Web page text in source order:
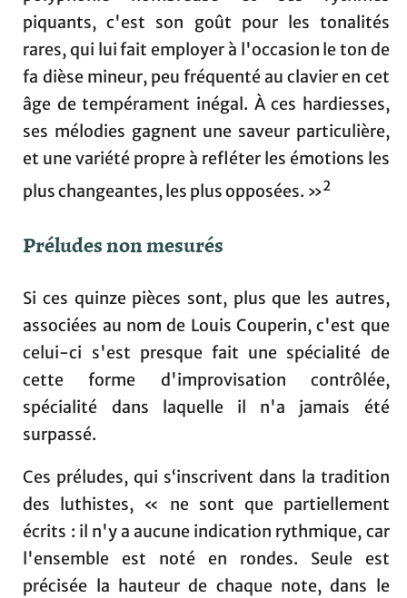
piquants, c'est son goût pour les tonalités
rares, qui lui fait employer à l'occasion le ton de
fa dièse mineur, peu fréquenté au clavier en cet
âge de tempérament inégal. À ces hardiesses,
ses mélodies gagnent une saveur particulière,
et une variété propre à refléter les émotions les
plus changeantes, les plus opposées. »2
Préludes non mesurés
Si ces quinze pièces sont, plus que les autres,
associées au nom de Louis Couperin, c'est que
celui-ci s'est presque fait une spécialité de
cette forme d'improvisation contrôlée,
spécialité dans laquelle il n'a jamais été
surpassé.
Ces préludes, qui s‘inscrivent dans la tradition
des luthistes, « ne sont que partiellement
écrits : il n'y a aucune indication rythmique, car
l'ensemble est noté en rondes. Seule est
précisée la hauteur de chaque note, dans le